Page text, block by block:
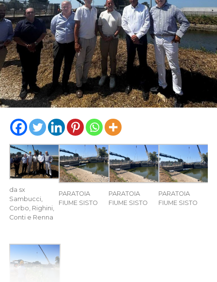
da sx
Sambucci,
Corbo, Righini,
Conti e Renna
PARATOIA
FIUME SISTO
PARATOIA
FIUME SISTO
PARATOIA
FIUME SISTO